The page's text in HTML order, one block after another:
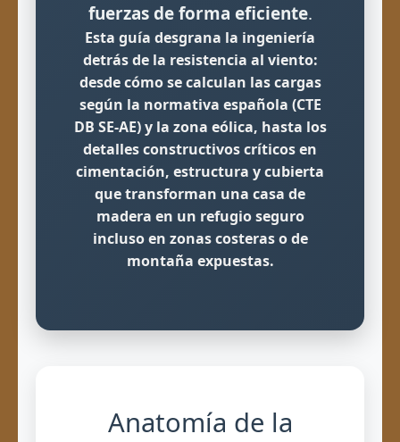
fuerzas de forma eficiente.
Esta guía desgrana la ingeniería
detrás de la resistencia al viento:
desde cómo se calculan las cargas
según la normativa española (CTE
DB SE-AE) y la zona eólica, hasta los
detalles constructivos críticos en
cimentación, estructura y cubierta
que transforman una casa de
madera en un refugio seguro
incluso en zonas costeras o de
montaña expuestas.
Anatomía de la